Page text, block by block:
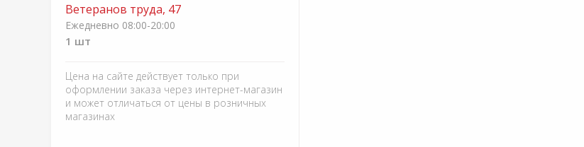
Ветеранов труда, 47
Ежедневно 08:00-20:00
1 шт
Цена на сайте действует только при
оформлении заказа через интернет-магазин
и может отличаться от цены в розничных
магазинах